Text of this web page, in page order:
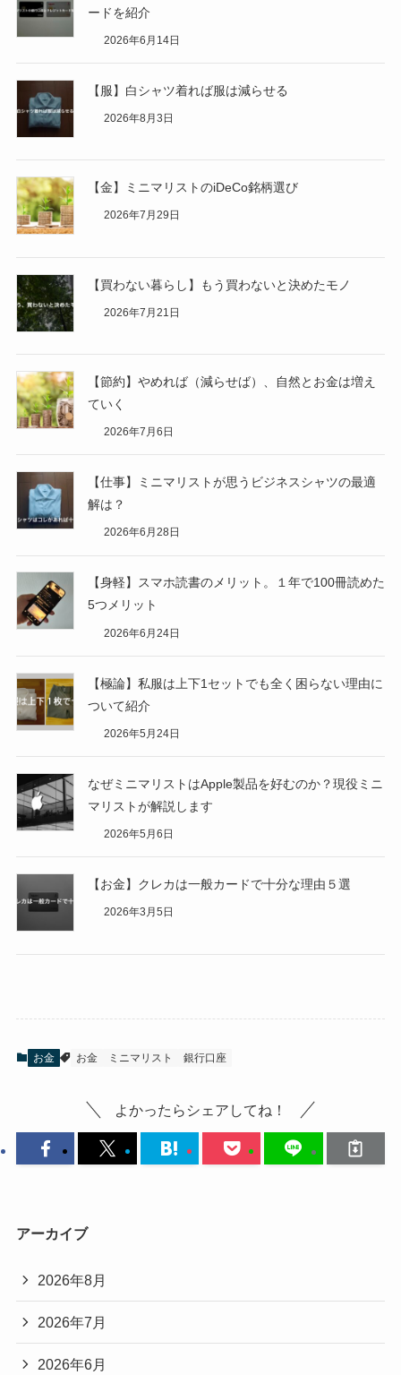
ードを紹介
2026年6月14日
【服】白シャツ着れば服は減らせる
2026年8月3日
【金】ミニマリストのiDeCo銘柄選び
2026年7月29日
【買わない暮らし】もう買わないと決めたモノ
2026年7月21日
【節約】やめれば（減らせば）、自然とお金は増え
ていく
2026年7月6日
【仕事】ミニマリストが思うビジネスシャツの最適
解は？
2026年6月28日
【身軽】スマホ読書のメリット。１年で100冊読めた
5つメリット
2026年6月24日
【極論】私服は上下1セットでも全く困らない理由に
ついて紹介
2026年5月24日
なぜミニマリストはApple製品を好むのか？現役ミニ
マリストが解説します
2026年5月6日
【お金】クレカは一般カードで十分な理由５選
2026年3月5日
お金 お金 ミニマリスト 銀行口座
よかったらシェアしてね！
アーカイブ
2026年8月
2026年7月
2026年6月